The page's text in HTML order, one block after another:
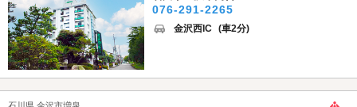
076-291-2265
金沢西IC (車2分)